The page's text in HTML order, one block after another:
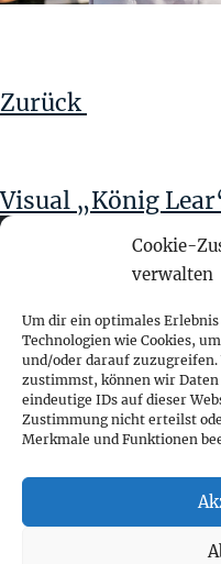
Cookie-
verwalten
Um dir ein optimales
Technologien wie Cookies,
und/oder darauf zuzugreifen.
zustimmst, können wir
eindeutige IDs auf dieser
Zustimmung nicht erteilst
Merkmale und Funktionen
Zurück
Visual „König
fokus visuelle
Franz-Ofner-Straße 20
A - 5020 Salzburg
+ 43 662 452 083
fokus@fokus-